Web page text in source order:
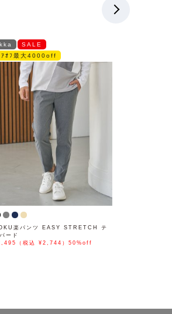
SALE
ｱｵﾌ最大4000off
楽パンツ EASY STRETCH テ
ード
（税込 ¥2,744）50%off